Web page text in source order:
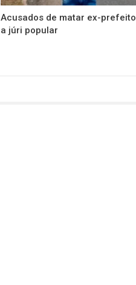
Acusados de matar ex-
a júri popular